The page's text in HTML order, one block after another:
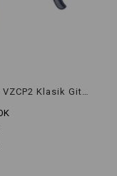
Valencia VZCP2 Klasik Gitar Kaposu Gri-Siyah